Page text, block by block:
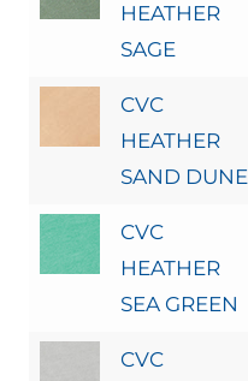
HEATHER
SAGE
CVC
HEATHER
SAND DUNE
CVC
HEATHER
SEA GREEN
CVC